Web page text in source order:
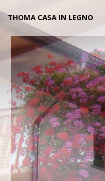
THOMA CASA IN LEGNO